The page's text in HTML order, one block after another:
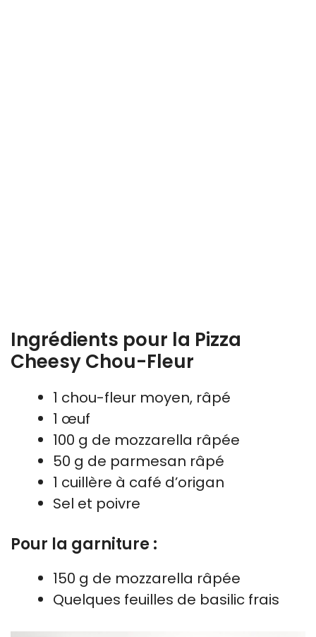
Ingrédients pour la Pizza
Cheesy Chou-Fleur
1 chou-fleur moyen, râpé
1 œuf
100 g de mozzarella râpée
50 g de parmesan râpé
1 cuillère à café d’origan
Sel et poivre
Pour la garniture :
150 g de mozzarella râpée
Quelques feuilles de basilic frais